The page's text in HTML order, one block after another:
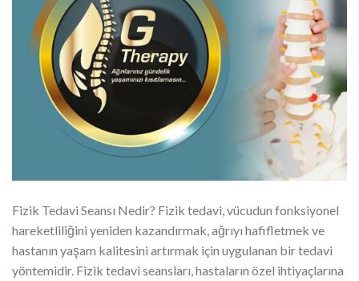
Fizik Tedavi Seansı Nedir? Fizik tedavi, vücudun fonksiyonel
hareketliliğini yeniden kazandırmak, ağrıyı hafifletmek ve
hastanın yaşam kalitesini artırmak için uygulanan bir tedavi
yöntemidir. Fizik tedavi seansları, hastaların özel ihtiyaçlarına